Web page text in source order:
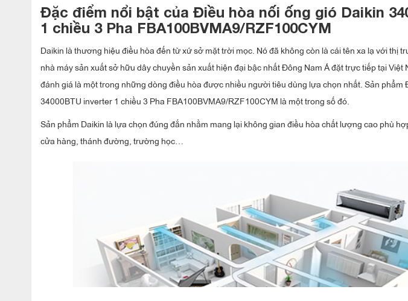
Đặc điểm nổi bật của Điều hòa nối ống gió Daikin
1 chiều 3 Pha FBA100BVMA9/RZF100CYM
Daikin là thương hiệu điều hòa đến từ xứ sở mặt trời mọc. Nó đã không còn là cái tên xa lạ với thị
nhà máy sản xuất sở hữu dây chuyền sản xuất hiện đại bậc nhất Đông Nam Á đặt trực tiếp tại
đánh giá là một trong những dòng điều hòa được nhiều người tiêu dùng lựa chọn nhất. Sản phẩm
34000BTU inverter 1 chiều 3 Pha FBA100BVMA9/RZF100CYM là một trong số đó.
Sản phẩm Daikin là lựa chọn đúng đắn nhằm mang lại không gian điều hòa chất lượng cao phù
cửa hàng, thánh đường, trường học…